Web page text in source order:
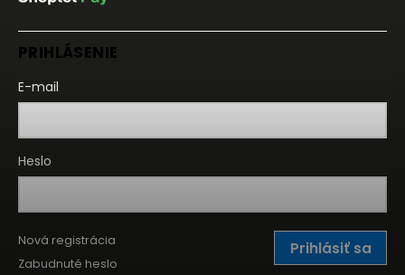
PRIHLÁSENIE
E-mail
Heslo
Prihlásiť sa
Nová registrácia
Zabudnuté heslo